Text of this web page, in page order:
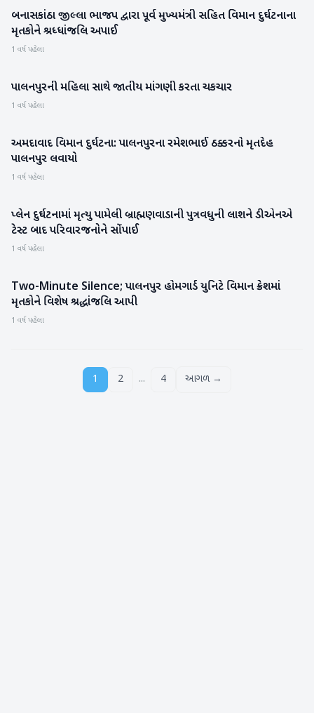
બનાસકાંઠા
બનાસકાંઠા જીલ્લા ભાજપ દ્વારા પૂર્વ મુખ્યમંત્રી સહિત વિમાન દુર્ઘટનાના
મૃતકોને શ્રધ્ધાંજલિ અપાઈ
1 વર્ષ પહેલા
બનાસકાંઠા
પાલનપુરની મહિલા સાથે જાતીય માંગણી કરતા ચકચાર
1 વર્ષ પહેલા
બનાસકાંઠા
અમદાવાદ વિમાન દુર્ઘટના: પાલનપુરના રમેશભાઈ ઠક્કરનો મૃતદેહ
પાલનપુર લવાયો
1 વર્ષ પહેલા
પાટણ
પ્લેન દુર્ઘટનામાં મૃત્યુ પામેલી બ્રાહ્મણવાડાની પુત્રવધુની લાશને ડીએનએ
ટેસ્ટ બાદ પરિવારજનોને સોંપાઈ
1 વર્ષ પહેલા
બનાસકાંઠા
Two-Minute Silence; પાલનપુર હોમગાર્ડ યુનિટે વિમાન ક્રેશમાં
મૃતકોને વિશેષ શ્રદ્ધાંજલિ આપી
1 વર્ષ પહેલા
1 2 ... 4 આગળ →